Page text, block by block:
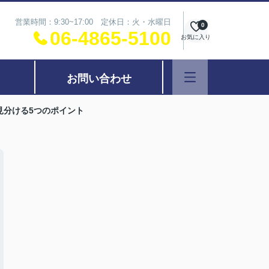
営業時間：9:30~17:00 定休日：火・水曜日
06-4865-5100 お気に入り
0
お問い合わせ
ける5つのポイント